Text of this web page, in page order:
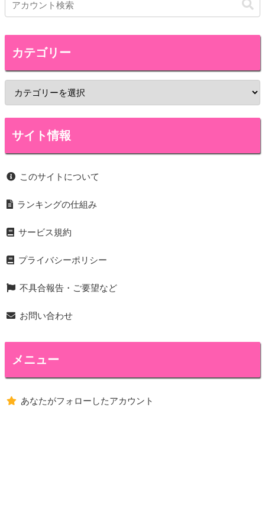
カテゴリー
サイト情報
このサイトについて
ランキングの仕組み
サービス規約
プライバシーポリシー
不具合報告・ご要望など
お問い合わせ
メニュー
あなたがフォローしたアカウント